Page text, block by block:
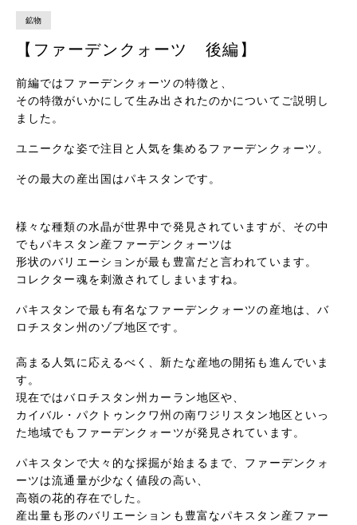
鉱物
【ファーデンクォーツ 後編】
前編ではファーデンクォーツの特徴と、
その特徴がいかにして生み出されたのかについてご説明し
ました。
ユニークな姿で注目と人気を集めるファーデンクォーツ。
その最大の産出国はパキスタンです。
様々な種類の水晶が世界中で発見されていますが、その中
でもパキスタン産ファーデンクォーツは
形状のバリエーションが最も豊富だと言われています。
コレクター魂を刺激されてしまいますね。
パキスタンで最も有名なファーデンクォーツの産地は、バ
ロチスタン州のゾブ地区です。
高まる人気に応えるべく、新たな産地の開拓も進んでいま
す。
現在ではバロチスタン州カーラン地区や、
カイバル・パクトゥンクワ州の南ワジリスタン地区といっ
た地域でもファーデンクォーツが発見されています。
パキスタンで大々的な採掘が始まるまで、ファーデンクォ
ーツは流通量が少なく値段の高い、
高嶺の花的存在でした。
産出量も形のバリエーションも豊富なパキスタン産ファー